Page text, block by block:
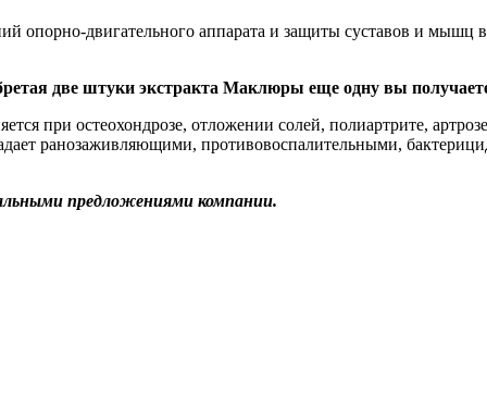
опорно-двигательного аппарата и защиты суставов и мышц
две штуки экстракта Маклюры еще одну вы
при остеохондрозе, отложении солей, полиартрите,
ранозаживляющими, противовоспалительными,
предложениями компании.